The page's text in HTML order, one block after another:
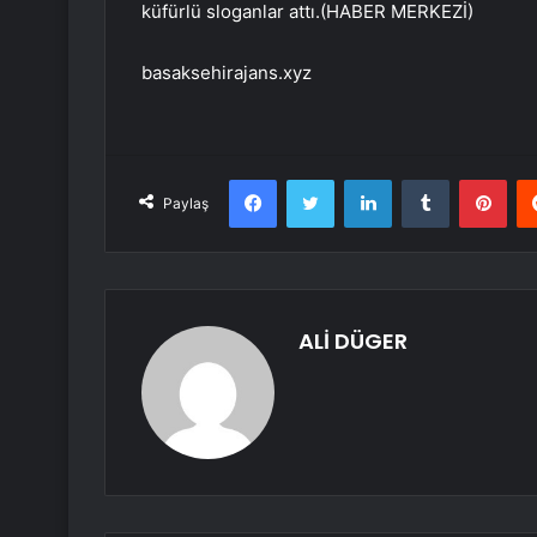
küfürlü sloganlar attı.(HABER MERKEZİ)
basaksehirajans.xyz
Paylaş
FacebookTwitter LinkedInTumblr
ALİ DÜGER